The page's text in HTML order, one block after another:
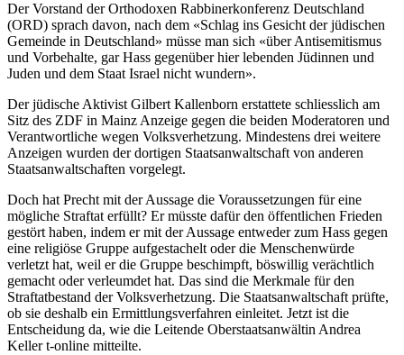
Der Vorstand der Orthodoxen Rabbinerkonferenz Deutschland
(ORD) sprach davon, nach dem «Schlag ins Gesicht der jüdischen
Gemeinde in Deutschland» müsse man sich «über Antisemitismus
und Vorbehalte, gar Hass gegenüber hier lebenden Jüdinnen und
Juden und dem Staat Israel nicht wundern».
Der jüdische Aktivist Gilbert Kallenborn erstattete schliesslich am
Sitz des ZDF in Mainz Anzeige gegen die beiden Moderatoren und
Verantwortliche wegen Volksverhetzung. Mindestens drei weitere
Anzeigen wurden der dortigen Staatsanwaltschaft von anderen
Staatsanwaltschaften vorgelegt.
Doch hat Precht mit der Aussage die Voraussetzungen für eine
mögliche Straftat erfüllt? Er müsste dafür den öffentlichen Frieden
gestört haben, indem er mit der Aussage entweder zum Hass gegen
eine religiöse Gruppe aufgestachelt oder die Menschenwürde
verletzt hat, weil er die Gruppe beschimpft, böswillig verächtlich
gemacht oder verleumdet hat. Das sind die Merkmale für den
Straftatbestand der Volksverhetzung. Die Staatsanwaltschaft prüfte,
ob sie deshalb ein Ermittlungsverfahren einleitet. Jetzt ist die
Entscheidung da, wie die Leitende Oberstaatsanwältin Andrea
Keller t-online mitteilte.